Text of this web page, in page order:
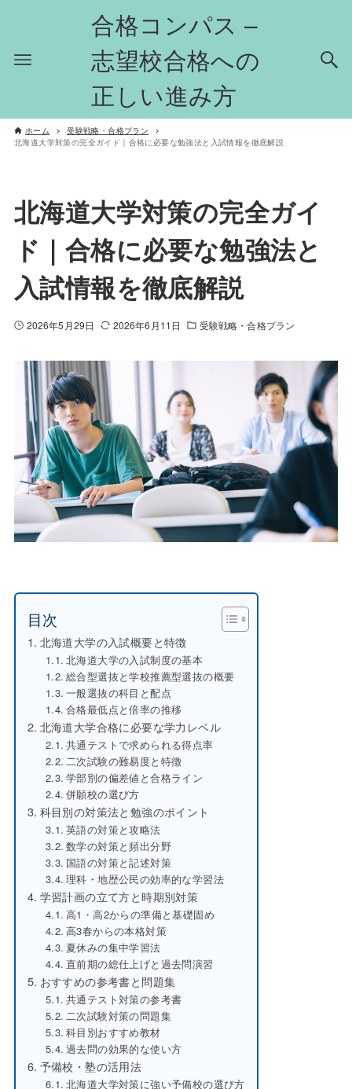
合格コンパス –
志望校合格への
正しい進み方
ホーム
受験戦略・合格プラン
北海道大学対策の完全ガイド｜合格に必要な勉強法と入試情報を徹底解説
北海道大学対策の完全ガイ
ド｜合格に必要な勉強法と
入試情報を徹底解説
2026年5月29日 2026年6月11日 受験戦略・合格プラン
目次
北海道大学の入試概要と特徴
北海道大学の入試制度の基本
総合型選抜と学校推薦型選抜の概要
一般選抜の科目と配点
合格最低点と倍率の推移
北海道大学合格に必要な学力レベル
共通テストで求められる得点率
二次試験の難易度と特徴
学部別の偏差値と合格ライン
併願校の選び方
科目別の対策法と勉強のポイント
英語の対策と攻略法
数学の対策と頻出分野
国語の対策と記述対策
理科・地歴公民の効率的な学習法
学習計画の立て方と時期別対策
高1・高2からの準備と基礎固め
高3春からの本格対策
夏休みの集中学習法
直前期の総仕上げと過去問演習
おすすめの参考書と問題集
共通テスト対策の参考書
二次試験対策の問題集
科目別おすすめ教材
過去問の効果的な使い方
予備校・塾の活用法
北海道大学対策に強い予備校の選び方